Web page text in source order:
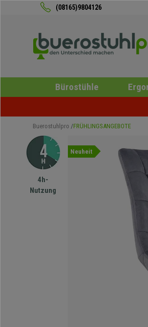
(08165)9804126
Bürostühle
Buerostuhlpro FRÜHLINGSANGEBOTE
4h-
Nutzung
Neuheit